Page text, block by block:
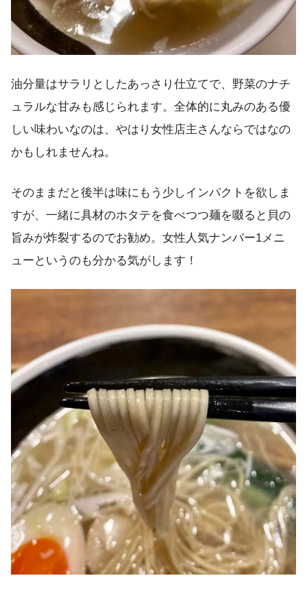
油分量はサラリとしたあっさり仕立てで、野菜のナチ
ュラルな甘みも感じられます。全体的に丸みのある優
しい味わいなのは、やはり女性店主さんならではなの
かもしれませんね。
そのままだと後半は味にもう少しインパクトを欲しま
すが、一緒に具材のホタテを食べつつ麺を啜ると貝の
旨みが炸裂するのでお勧め。女性人気ナンバー1メニ
ューというのも分かる気がします！